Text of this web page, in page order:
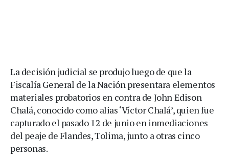
La decisión judicial se produjo luego de que la
Fiscalía General de la Nación presentara elementos
materiales probatorios en contra de John Edison
Chalá, conocido como alias ‘Víctor Chalá’, quien fue
capturado el pasado 12 de junio en inmediaciones
del peaje de Flandes, Tolima, junto a otras cinco
personas.